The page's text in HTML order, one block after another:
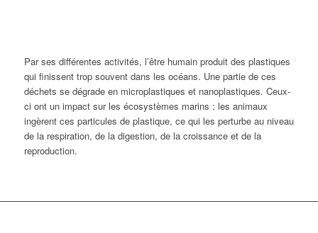
Par ses différentes activités, l’être humain produit des plastiques
qui finissent trop souvent dans les océans. Une partie de ces
déchets se dégrade en microplastiques et nanoplastiques. Ceux-
ci ont un impact sur les écosystèmes marins : les animaux
ingèrent ces particules de plastique, ce qui les perturbe au niveau
de la respiration, de la digestion, de la croissance et de la
reproduction.